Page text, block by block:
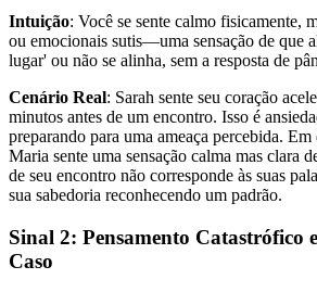
Intuição: Você se sente calmo fisicamente,
ou emocionais sutis—uma sensação de que
lugar' ou não se alinha, sem a resposta de
Cenário Real: Sarah sente seu coração
minutos antes de um encontro. Isso é
preparando para uma ameaça percebida.
Maria sente uma sensação calma mas clara
de seu encontro não corresponde às suas
sua sabedoria reconhecendo um padrão.
Sinal 2: Pensamento Catastrófico
Caso